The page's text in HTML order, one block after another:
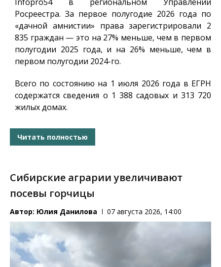
Росреестра. За первое полугодие 2026 года по
«дачной амнистии» права зарегистрировали 2
835 граждан — это на 27% меньше, чем в первом
полугодии 2025 года, и на 26% меньше, чем в
первом полугодии 2024-го.
Всего по состоянию на 1 июля 2026 года в ЕГРН
содержатся сведения о 1 388 садовых и 313 720
жилых домах.
Читать полностью
Сибирские аграрии увеличивают
посевы горчицы
Автор: Юлия Данилова 07 августа 2026, 14:00